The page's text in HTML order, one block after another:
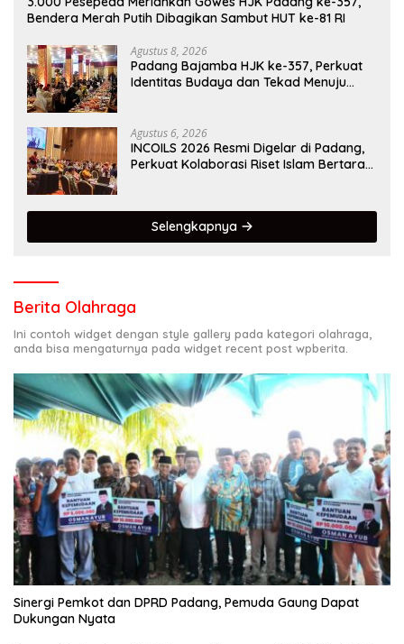
Bendera Merah Putih Dibagikan Sambut HUT ke-81 RI
Agustus 8, 2026
Padang Bajamba HJK ke-357, Perkuat
Identitas Budaya dan Tekad Menuju
Agustus 6, 2026
INCOILS 2026 Resmi Digelar di Padang,
Perkuat Kolaborasi Riset Islam Bertaraf
Selengkapnya
Berita Olahraga
Ini contoh widget dengan style gallery pada kategori olahraga,
anda bisa mengaturnya pada widget recent post wpberita.
Sinergi Pemkot dan DPRD Padang, Pemuda Gaung Dapat
Dukungan Nyata